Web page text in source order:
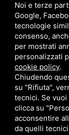
Noi e terze
Google,
tecnologie
consenso,
per mostrati
personalizzati
cookie policy.
Chiudendo
su "Rifiuta",
tecnici. Se
clicca su
acconsentire
da quelli